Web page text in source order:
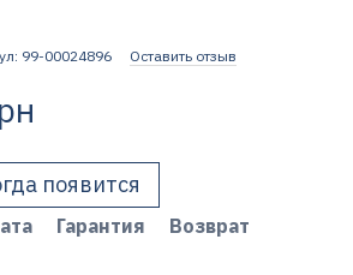
99-00024896 Оставить отзыв
появится
Гарантия
Возврат